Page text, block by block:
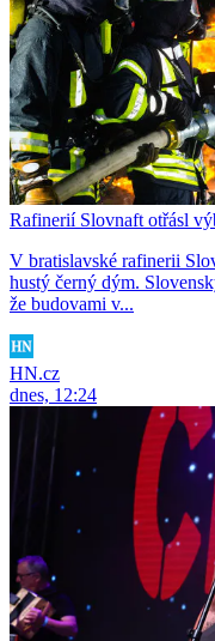
Rafinerií Slovnaft otřásl
V bratislavské rafinerii
hustý černý dým.
že budovami v...
HN.cz
dnes, 12:24